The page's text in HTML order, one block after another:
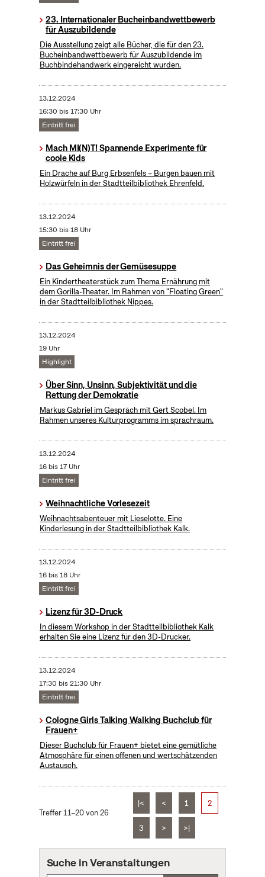
23. Internationaler Bucheinbandwettbewerb
für Auszubildende
Die Ausstellung zeigt alle Bücher, die für den 23.
Bucheinbandwettbewerb für Auszubildende im
Buchbindehandwerk eingereicht wurden.
13.12.2024
16:30 bis 17:30 Uhr
Eintritt frei
Mach MI(N)T! Spannende Experimente für
coole Kids
Ein Drache auf Burg Erbsenfels – Burgen bauen mit
Holzwürfeln in der Stadtteilbibliothek Ehrenfeld.
13.12.2024
15:30 bis 18 Uhr
Eintritt frei
Das Geheimnis der Gemüsesuppe
Ein Kindertheaterstück zum Thema Ernährung mit
dem Gorilla-Theater. Im Rahmen von "Floating Green"
in der Stadtteilbibliothek Nippes.
13.12.2024
19 Uhr
Highlight
Über Sinn, Unsinn, Subjektivität und die
Rettung der Demokratie
Markus Gabriel im Gespräch mit Gert Scobel. Im
Rahmen unseres Kulturprogramms im sprachraum.
13.12.2024
16 bis 17 Uhr
Eintritt frei
Weihnachtliche Vorlesezeit
Weihnachtsabenteuer mit Lieselotte. Eine
Kinderlesung in der Stadtteilbibliothek Kalk.
13.12.2024
16 bis 18 Uhr
Eintritt frei
Lizenz für 3D-Druck
In diesem Workshop in der Stadtteilbibliothek Kalk
erhalten Sie eine Lizenz für den 3D-Drucker.
13.12.2024
17:30 bis 21:30 Uhr
Eintritt frei
Cologne Girls Talking Walking Buchclub für
Frauen+
Dieser Buchclub für Frauen+ bietet eine gemütliche
Atmosphäre für einen offenen und wertschätzenden
Austausch.
Treffer 11–20 von 26
|< < 1 2
3 > >|
Suche in Veranstaltungen